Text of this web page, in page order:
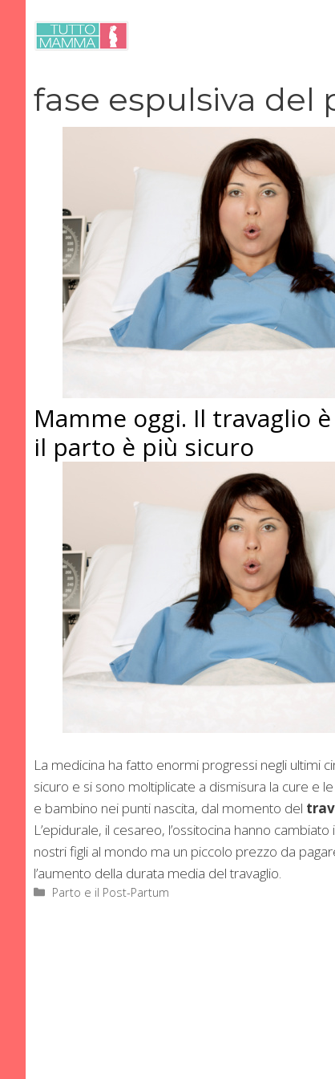
contenuto
fase espulsiva del
Mamme oggi. Il travaglio
il parto è più sicuro
La medicina ha fatto enormi progressi negli ultimi
sicuro e si sono moltiplicate a dismisura la cure e
e bambino nei punti nascita, dal momento del
L’epidurale, il cesareo, l’ossitocina hanno
nostri figli al mondo ma un piccolo prezzo da
l’aumento della durata media del travaglio.
Categorie
Parto e il Post-Partum